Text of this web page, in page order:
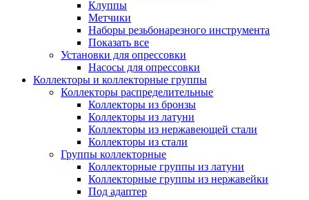
Клуппы
Метчики
Наборы резьбонарезного инструмента
Показать все
Установки для опрессовки
Насосы для опрессовки
Коллекторы и коллекторные группы
Коллекторы распределительные
Коллекторы из бронзы
Коллекторы из латуни
Коллекторы из нержавеющей стали
Коллекторы из стали
Группы коллекторные
Коллекторные группы из латуни
Коллекторные группы из нержавейки
Под адаптер